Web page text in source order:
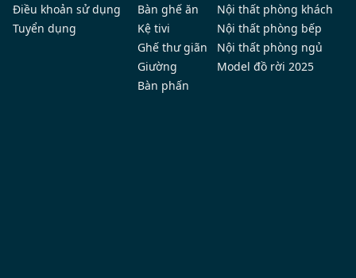
dụng như điểm nhấn chủ đạo, tôn lên từng đường
phào chỉ, mảng tường đối xứng hay chi tiết nội thất
cầu kỳ. Tổng thể không gian mang màu sắc trầm ấm,
hài hòa giữa ánh sáng, chất liệu và bố cục – lý tưởng
cho những gia chủ yêu thích sự sang trọng có chiều
Điều khoản sử dụng
Tuyển dụng
Bàn ghế ăn
Kệ tivi
Ghế thư giãn
Giường
Bàn phấn
Nội thất phòng khách
Nội thất phòng bếp
Nội thất phòng ngủ
Model đồ rời 2025